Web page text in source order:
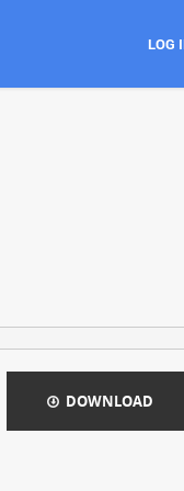
LOG
DOWNLOAD